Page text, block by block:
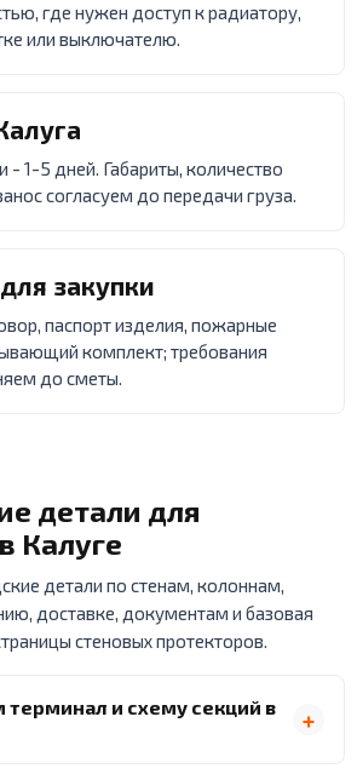
где нужен доступ к радиатору,
или выключателю.
- 1-5 дней. Габариты, количество
согласуем до передачи груза.
закупки
паспорт изделия, пожарные
комплект; требования
до сметы.
детали для
Калуге
детали по стенам, колоннам,
доставке, документам и базовая
стеновых протекторов.
терминал и схему секций в